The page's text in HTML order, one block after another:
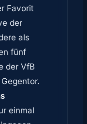
Favorit
der
als
fünf
der VfB
einmal